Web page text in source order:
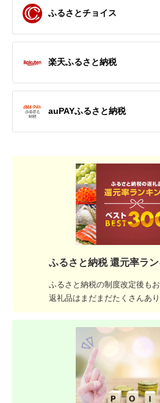
ふるさとチョイス
楽天ふるさと納税
auPAYふるさと納税
ふるさと納税 還元率ラ
ふるさと納税の制度改定後も
返礼品はまだまだたくさんあり